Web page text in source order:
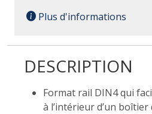
Plus d'informations
DESCRIPTION
Format rail DIN4 qui
à l’intérieur d’un boîtier